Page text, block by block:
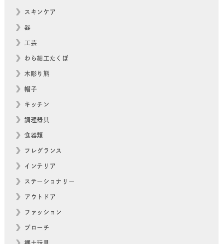
スキンケア
器
工芸
わら細工たくぼ
木彫り熊
帽子
キッチン
調理器具
食器類
フレグランス
インテリア
ステーショナリー
アウトドア
ファッション
ブローチ